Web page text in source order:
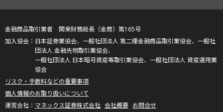
金融商品取引業者 関東財務局長（金商）第165号
日本証券業協会、一般社団法人 第二種金融商品取引業協会、一般社
団法人 金融先物取引業協会、
一般社団法人 日本暗号資産等取引業協会、一般社団法人 資産運用業
協会
リスク・手数料などの重要事項
個人情報のお取り扱いについて
マネックス証券株式会社 会社概要 お問合せ